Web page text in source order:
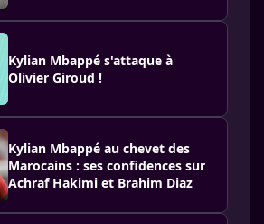
Kylian Mbappé s'attaque à
Olivier Giroud !
Kylian Mbappé au chevet des
Marocains : ses confidences sur
Achraf Hakimi et Brahim Diaz